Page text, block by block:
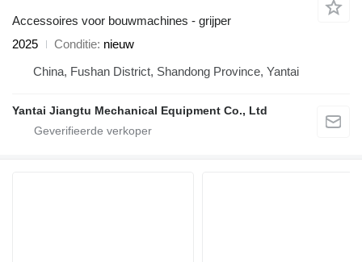
Accessoires voor bouwmachines - grijper
2025
Conditie nieuw
China, Fushan District, Shandong Province, Yantai
Yantai Jiangtu Mechanical Equipment Co., Ltd